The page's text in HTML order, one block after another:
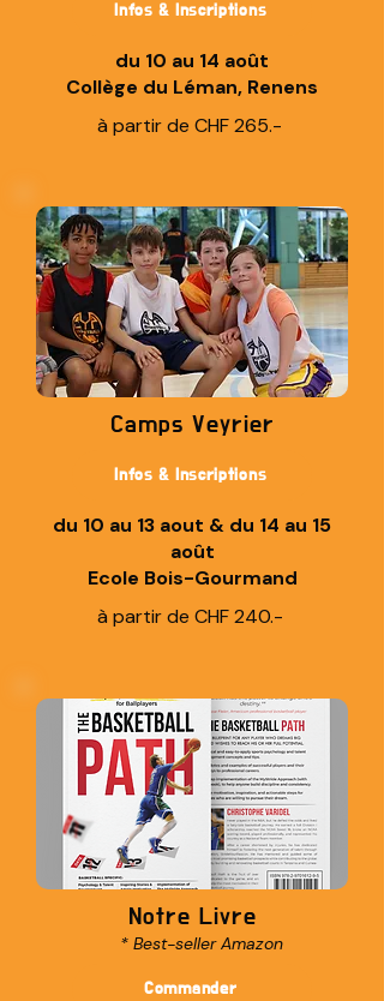
Infos & Inscriptions
du 10 au 14 août
Collège du Léman, Renens
à partir de CHF 265.-
Camps Veyrier
Infos & Inscriptions
du 10 au 13 aout & du 14 au 15
août
Ecole Bois-Gourmand
à partir de CHF 240.-
Notre Livre
Commander
* Best-seller Amazon